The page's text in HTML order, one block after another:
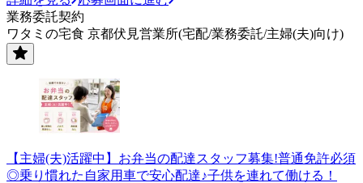
業務委託契約
ワタミの宅食 京都伏見営業所(宅配/業務委託/主婦(夫)向け)
【主婦(夫)活躍中】お弁当の配達スタッフ募集!普通免許必須
◎乗り慣れた自家用車で安心配達♪子供を連れて働ける！